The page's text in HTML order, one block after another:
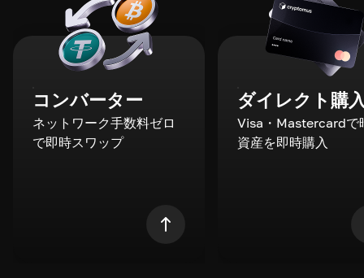
コンバーター
ネットワーク手数料ゼロ
で即時スワップ
ダイレクト購
Visa・Mastercardで
資産を即時購入